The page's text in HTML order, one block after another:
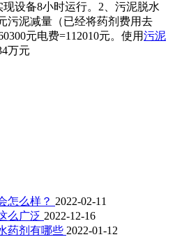
设备8小时运行。2、污泥脱水
污泥减量（已经将药剂费用去
元电费=112010元。使用污泥
万元
怎么样？ 2022-02-11
么广泛 2022-12-16
药剂有哪些 2022-01-12